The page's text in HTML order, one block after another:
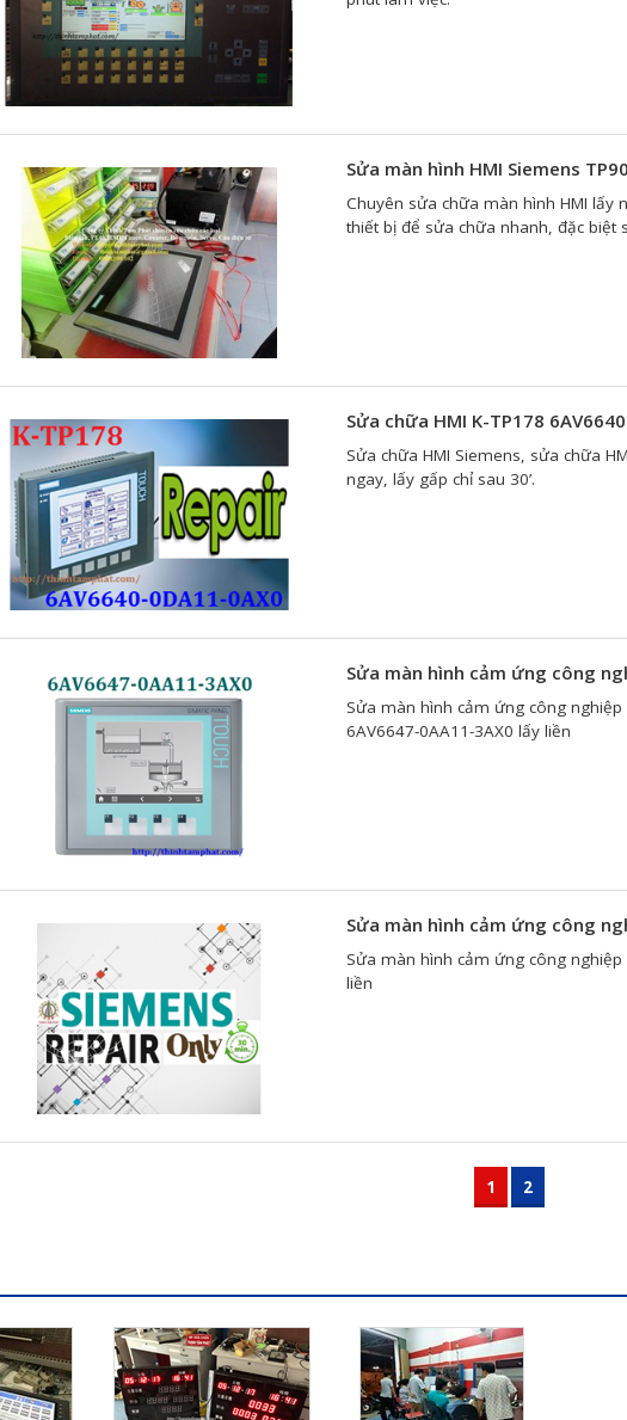
Sửa màn hình HMI Siemens
Chuyên sửa chữa màn hình HMI lấy
thiết bị để sửa chữa nhanh, đặc biệt
Sửa chữa HMI K-TP178
Sửa chữa HMI Siemens, sửa chữa
ngay, lấy gấp chỉ sau 30’.
Sửa màn hình cảm ứng công
Sửa màn hình cảm ứng công
6AV6647-0AA11-3AX0 lấy liền
Sửa màn hình cảm ứng công
Sửa màn hình cảm ứng công
liền
1 2